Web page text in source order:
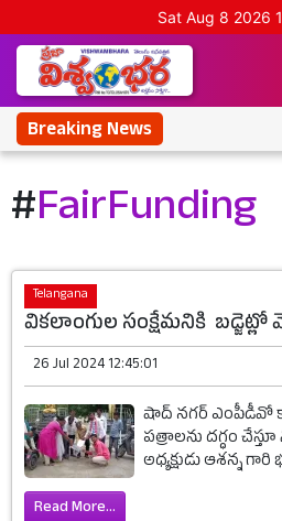
Sat Aug 8 2026
Breaking News
#FairFunding
Telangana
వికలాంగుల సంక్షేమనికి
26 Jul 2024 12:45:01
షాద్ నగర్ ఎంపీడీవో
పత్రాలను దగ్ధం
అధ్యక్షుడు ఆశన్న గారి
Read More...